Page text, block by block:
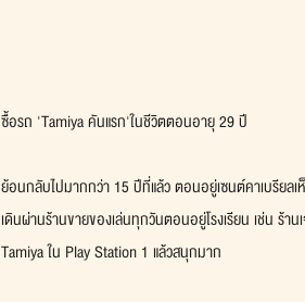
ซื้อรถ 'Tamiya คันแรก'ในชีวิตตอนอายุ 29 ปี
ย้อนกลับไปมากกว่า 15 ปีที่แล้ว ตอนอยู่เซนต์คาเบรียล
เดินผ่านร้านขายของเล่นทุกวันตอนอยู่โรงเรียน เช่น ร้า
Tamiya ใน Play Station 1 แล้วสนุกมาก